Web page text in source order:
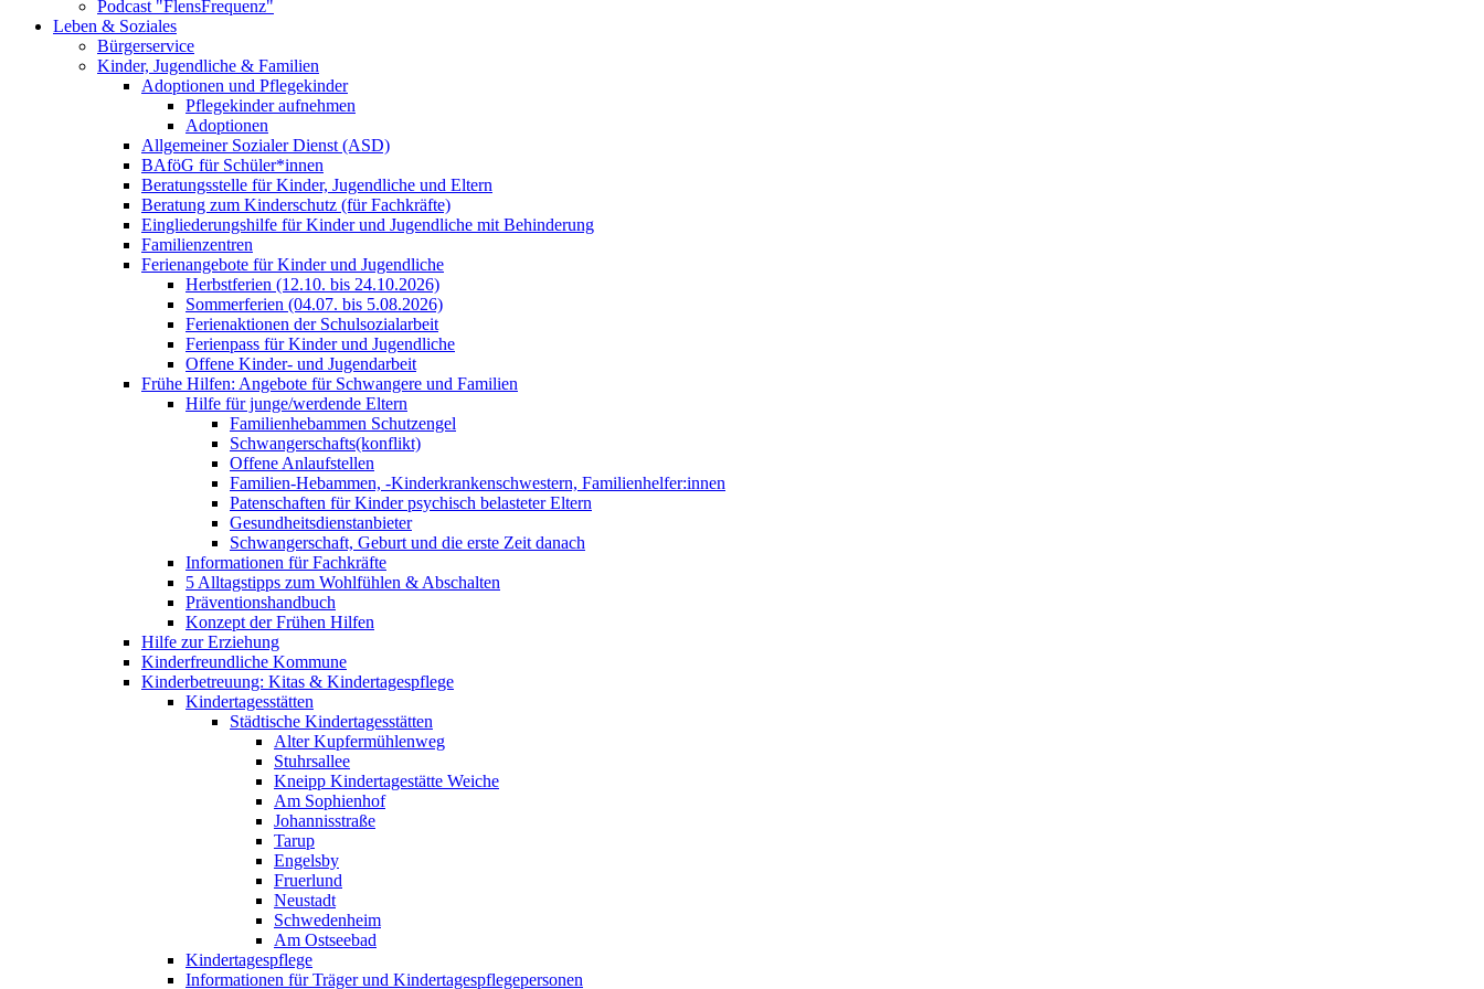
Podcast "FlensFrequenz"
Leben & Soziales
Bürgerservice
Kinder, Jugendliche & Familien
Adoptionen und Pflegekinder
Pflegekinder aufnehmen
Adoptionen
Allgemeiner Sozialer Dienst (ASD)
BAföG für Schüler*innen
Beratungsstelle für Kinder, Jugendliche und Eltern
Beratung zum Kinderschutz (für Fachkräfte)
Eingliederungshilfe für Kinder und Jugendliche mit Behinderung
Familienzentren
Ferienangebote für Kinder und Jugendliche
Herbstferien (12.10. bis 24.10.2026)
Sommerferien (04.07. bis 5.08.2026)
Ferienaktionen der Schulsozialarbeit
Ferienpass für Kinder und Jugendliche
Offene Kinder- und Jugendarbeit
Frühe Hilfen: Angebote für Schwangere und Familien
Hilfe für junge/werdende Eltern
Familienhebammen Schutzengel
Schwangerschafts(konflikt)
Offene Anlaufstellen
Familien-Hebammen, -Kinderkrankenschwestern, Familienhelfer:innen
Patenschaften für Kinder psychisch belasteter Eltern
Gesundheitsdienstanbieter
Schwangerschaft, Geburt und die erste Zeit danach
Informationen für Fachkräfte
5 Alltagstipps zum Wohlfühlen & Abschalten
Präventionshandbuch
Konzept der Frühen Hilfen
Hilfe zur Erziehung
Kinderfreundliche Kommune
Kinderbetreuung: Kitas & Kindertagespflege
Kindertagesstätten
Städtische Kindertagesstätten
Alter Kupfermühlenweg
Stuhrsallee
Kneipp Kindertagestätte Weiche
Am Sophienhof
Johannisstraße
Tarup
Engelsby
Fruerlund
Neustadt
Schwedenheim
Am Ostseebad
Kindertagespflege
Informationen für Träger und Kindertagespflegepersonen